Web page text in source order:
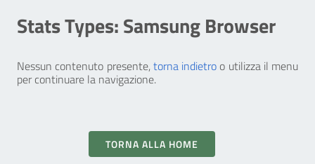
Stats Types:Samsung Browser
Nessun contenuto presente,torna indietro o utilizza il menu
per continuare la navigazione.
TORNA ALLA HOME